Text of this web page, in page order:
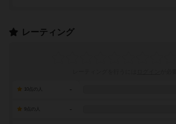
レーティング
-
-